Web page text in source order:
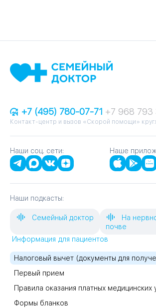
+7 (495) 780-07-71 +7 968 793
Контакт-центр и вызов «Скорой помощи»
Наши соц. сети: Наше
Наши подкасты:
Семейный доктор
На
почве
Информация для пациентов
Налоговый вычет (документы для
Первый прием
Правила оказания платных медицинских
Формы бланков